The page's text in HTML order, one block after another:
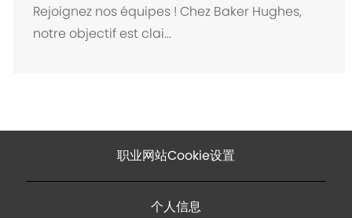
Rejoignez nos équipes ! Chez Baker Hughes,
notre objectif est clai...
职业网站Cookie设置
个人信息